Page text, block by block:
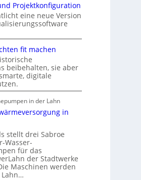
Projektkonfiguration
eine neue Version
fit machen
beibehalten, sie aber
digitale
in der Lahn
in
stellt drei Sabroe
Wasser-
für das
der Stadtwerke
Maschinen werden
Lahn…